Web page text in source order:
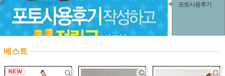
포토사용후기
베스트